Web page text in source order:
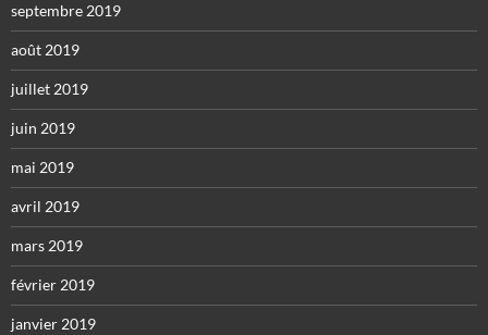
septembre 2019
août 2019
juillet 2019
juin 2019
mai 2019
avril 2019
mars 2019
février 2019
janvier 2019